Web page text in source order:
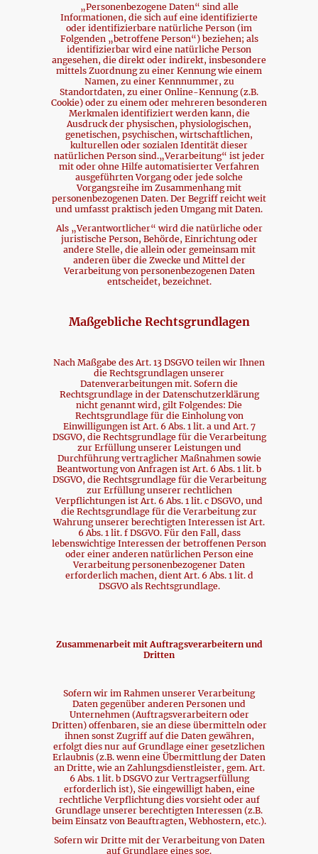
„Personenbezogene Daten“ sind alle
Informationen, die sich auf eine identifizierte
oder identifizierbare natürliche Person (im
Folgenden „betroffene Person“) beziehen; als
identifizierbar wird eine natürliche Person
angesehen, die direkt oder indirekt, insbesondere
mittels Zuordnung zu einer Kennung wie einem
Namen, zu einer Kennnummer, zu
Standortdaten, zu einer Online-Kennung (z.B.
Cookie) oder zu einem oder mehreren besonderen
Merkmalen identifiziert werden kann, die
Ausdruck der physischen, physiologischen,
genetischen, psychischen, wirtschaftlichen,
kulturellen oder sozialen Identität dieser
natürlichen Person sind.„Verarbeitung“ ist jeder
mit oder ohne Hilfe automatisierter Verfahren
ausgeführten Vorgang oder jede solche
Vorgangsreihe im Zusammenhang mit
personenbezogenen Daten. Der Begriff reicht weit
und umfasst praktisch jeden Umgang mit Daten.
Als „Verantwortlicher“ wird die natürliche oder
juristische Person, Behörde, Einrichtung oder
andere Stelle, die allein oder gemeinsam mit
anderen über die Zwecke und Mittel der
Verarbeitung von personenbezogenen Daten
entscheidet, bezeichnet.
Maßgebliche Rechtsgrundlagen
Nach Maßgabe des Art. 13 DSGVO teilen wir Ihnen
die Rechtsgrundlagen unserer
Datenverarbeitungen mit. Sofern die
Rechtsgrundlage in der Datenschutzerklärung
nicht genannt wird, gilt Folgendes: Die
Rechtsgrundlage für die Einholung von
Einwilligungen ist Art. 6 Abs. 1 lit. a und Art. 7
DSGVO, die Rechtsgrundlage für die Verarbeitung
zur Erfüllung unserer Leistungen und
Durchführung vertraglicher Maßnahmen sowie
Beantwortung von Anfragen ist Art. 6 Abs. 1 lit. b
DSGVO, die Rechtsgrundlage für die Verarbeitung
zur Erfüllung unserer rechtlichen
Verpflichtungen ist Art. 6 Abs. 1 lit. c DSGVO, und
die Rechtsgrundlage für die Verarbeitung zur
Wahrung unserer berechtigten Interessen ist Art.
6 Abs. 1 lit. f DSGVO. Für den Fall, dass
lebenswichtige Interessen der betroffenen Person
oder einer anderen natürlichen Person eine
Verarbeitung personenbezogener Daten
erforderlich machen, dient Art. 6 Abs. 1 lit. d
DSGVO als Rechtsgrundlage.
Zusammenarbeit mit Auftragsverarbeitern und
Dritten
Sofern wir im Rahmen unserer Verarbeitung
Daten gegenüber anderen Personen und
Unternehmen (Auftragsverarbeitern oder
Dritten) offenbaren, sie an diese übermitteln oder
ihnen sonst Zugriff auf die Daten gewähren,
erfolgt dies nur auf Grundlage einer gesetzlichen
Erlaubnis (z.B. wenn eine Übermittlung der Daten
an Dritte, wie an Zahlungsdienstleister, gem. Art.
6 Abs. 1 lit. b DSGVO zur Vertragserfüllung
erforderlich ist), Sie eingewilligt haben, eine
rechtliche Verpflichtung dies vorsieht oder auf
Grundlage unserer berechtigten Interessen (z.B.
beim Einsatz von Beauftragten, Webhostern, etc.).
Sofern wir Dritte mit der Verarbeitung von Daten
auf Grundlage eines sog.